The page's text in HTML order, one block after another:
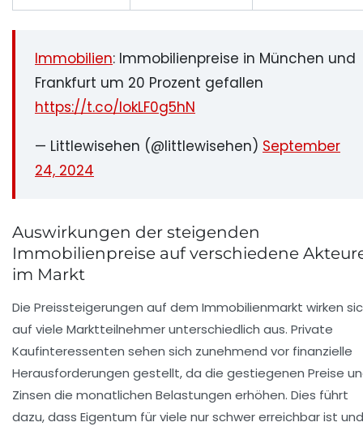
Immobilien: Immobilienpreise in München und
Frankfurt um 20 Prozent gefallen
https://t.co/lokLF0g5hN
— Littlewisehen (@littlewisehen) September
24, 2024
Auswirkungen der steigenden
Immobilienpreise auf verschiedene
im Markt
Die Preissteigerungen auf dem Immobilienmarkt wirken
auf viele Marktteilnehmer unterschiedlich aus. Private
Kaufinteressenten sehen sich zunehmend vor finanzielle
Herausforderungen gestellt, da die gestiegenen Preise
Zinsen die monatlichen Belastungen erhöhen. Dies führt
dazu, dass Eigentum für viele nur schwer erreichbar ist und